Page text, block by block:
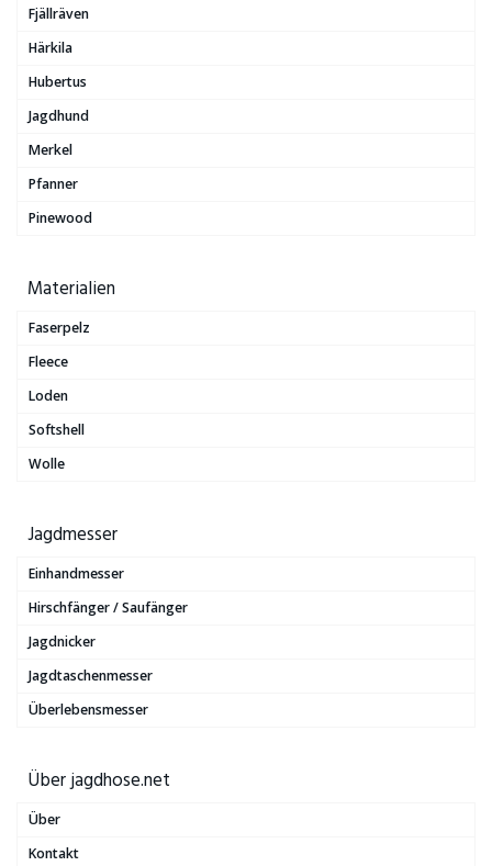
Fjällräven
Härkila
Hubertus
Jagdhund
Merkel
Pfanner
Pinewood
Materialien
Faserpelz
Fleece
Loden
Softshell
Wolle
Jagdmesser
Einhandmesser
Hirschfänger / Saufänger
Jagdnicker
Jagdtaschenmesser
Überlebensmesser
Über jagdhose.net
Über
Kontakt